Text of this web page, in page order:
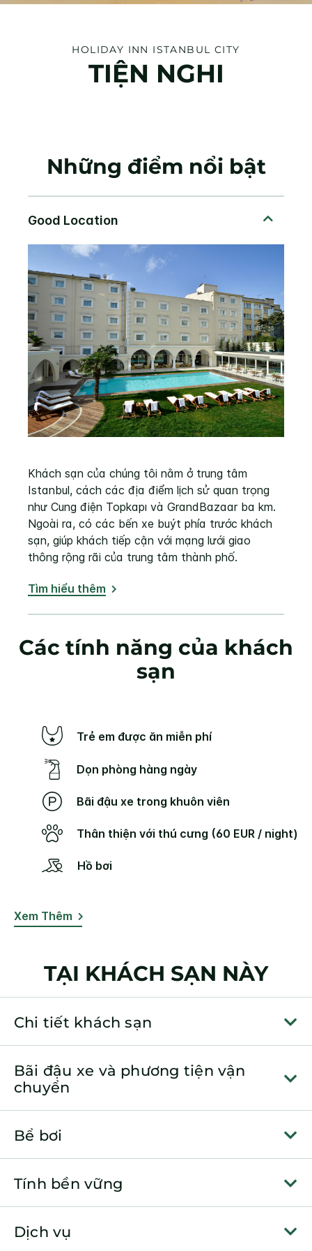
HOLIDAY INN ISTANBUL CITY
TIỆN NGHI
Những điểm nổi bật
Khách sạn của chúng tôi nằm ở trung tâm
Istanbul, cách các địa điểm lịch sử quan trọng
như Cung điện Topkapı và GrandBazaar ba km.
Ngoài ra, có các bến xe buýt phía trước khách
sạn, giúp khách tiếp cận với mạng lưới giao
thông rộng rãi của trung tâm thành phố.
Tìm hiểu thêm
Các tính năng của khách
sạn
Trẻ em được ăn miễn phí
Dọn phòng hàng ngày
Bãi đậu xe trong khuôn viên
Thân thiện với thú cưng (60 EUR / night)
Hồ bơi
Xem Thêm
TẠI KHÁCH SẠN NÀY
Chi tiết khách sạn
Bãi đậu xe và phương tiện vận
chuyển
Bể bơi
Tính bền vững
Dịch vụ